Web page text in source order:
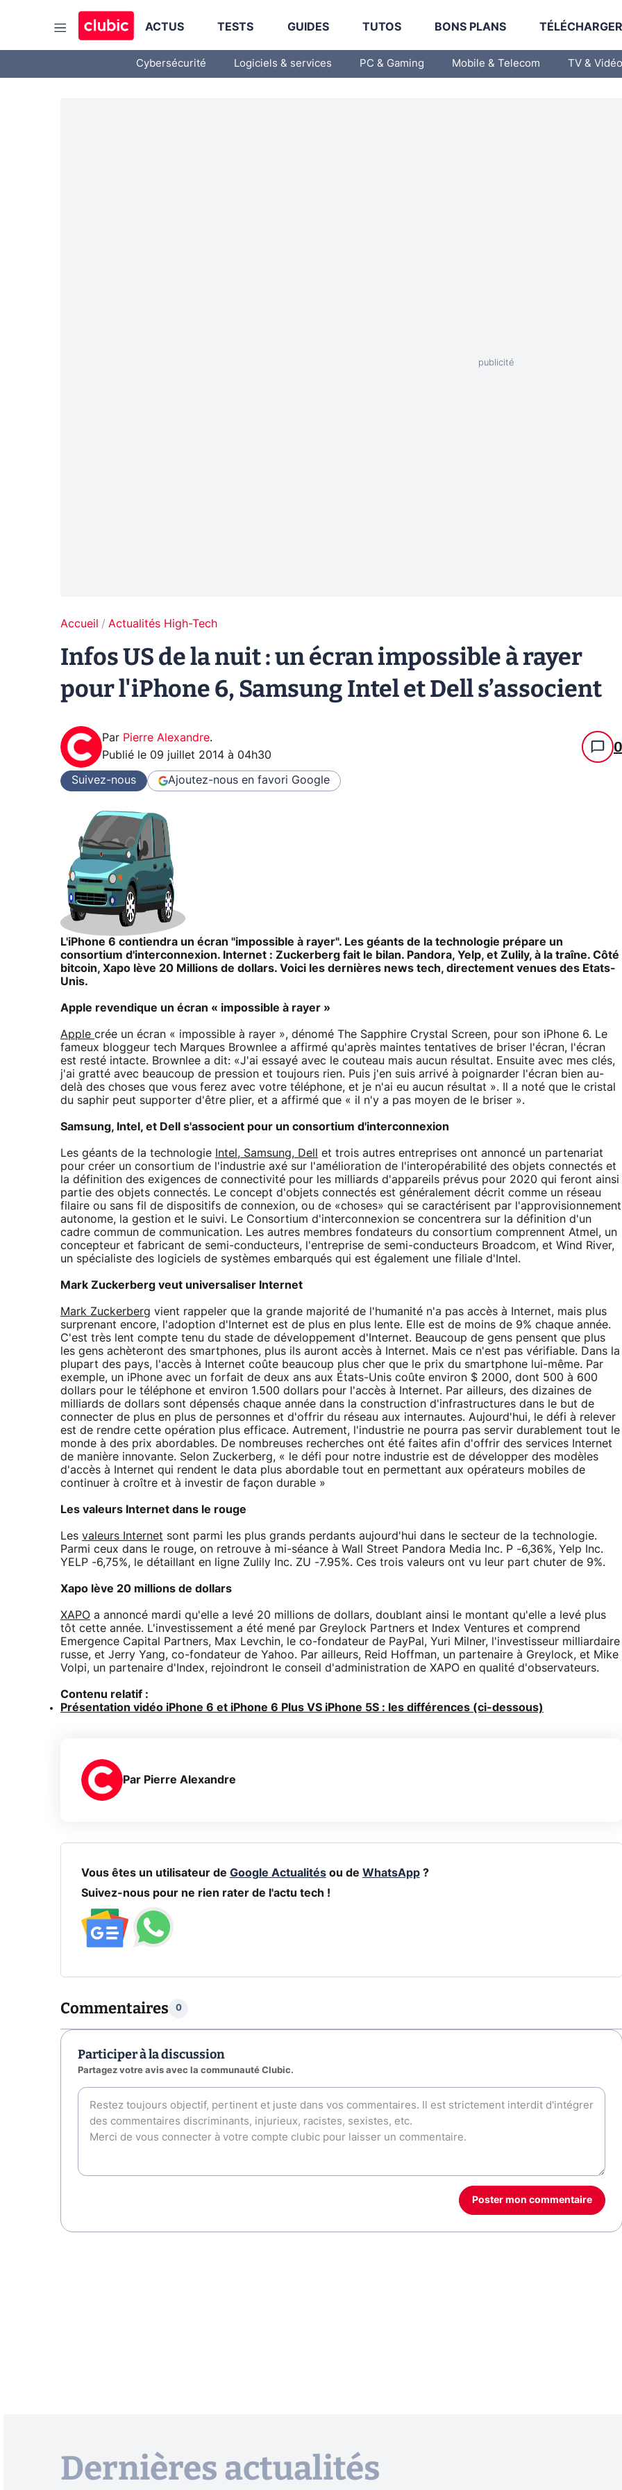
ACTUS TESTS GUIDES TUTOS BONS PLANS
Cybersécurité Logiciels & services PC & Gaming Mobile & Telecom TV & Vidéo
Accueil Actualités High-Tech
Infos US de la nuit : un écran impossible à rayer
pour l'iPhone 6, Samsung Intel et Dell s’associent
Par Pierre Alexandre.
Publié le 09 juillet 2014 à 04h30 0
Suivez-nous Ajoutez-nous en favori Google
L'iPhone 6 contiendra un écran "impossible à rayer". Les géants de la technologie prépare un
consortium d'interconnexion. Internet : Zuckerberg fait le bilan. Pandora, Yelp, et Zulily, à la traîne. Côté
bitcoin, Xapo lève 20 Millions de dollars. Voici les dernières news tech, directement venues des Etats-
Unis.
Apple revendique un écran « impossible à rayer »
Apple crée un écran « impossible à rayer », dénomé The Sapphire Crystal Screen, pour son iPhone 6. Le
fameux bloggeur tech Marques Brownlee a affirmé qu'après maintes tentatives de briser l'écran, l'écran
est resté intacte. Brownlee a dit: «J'ai essayé avec le couteau mais aucun résultat. Ensuite avec mes clés,
j'ai gratté avec beaucoup de pression et toujours rien. Puis j'en suis arrivé à poignarder l'écran bien au-
delà des choses que vous ferez avec votre téléphone, et je n'ai eu aucun résultat ». Il a noté que le cristal
du saphir peut supporter d'être plier, et a affirmé que « il n'y a pas moyen de le briser ».
Samsung, Intel, et Dell s'associent pour un consortium d'interconnexion
Les géants de la technologie Intel, Samsung, Dell
et trois autres entreprises ont annoncé un partenariat
pour créer un consortium de l'industrie axé sur l'amélioration de l'interopérabilité des objets connectés et
la définition des exigences de connectivité pour les milliards d'appareils prévus pour 2020 qui feront ainsi
partie des objets connectés. Le concept d'objets connectés est généralement décrit comme un réseau
filaire ou sans fil de dispositifs de connexion, ou de «choses» qui se caractérisent par l'approvisionnement
autonome, la gestion et le suivi. Le Consortium d'interconnexion se concentrera sur la définition d'un
cadre commun de communication. Les autres membres fondateurs du consortium comprennent Atmel, un
concepteur et fabricant de semi-conducteurs, l'entreprise de semi-conducteurs Broadcom, et Wind River,
un spécialiste des logiciels de systèmes embarqués qui est également une filiale d'Intel.
Mark Zuckerberg veut universaliser Internet
Mark Zuckerberg vient rappeler que la grande majorité de l'humanité n'a pas accès à Internet, mais plus
surprenant encore, l'adoption d'Internet est de plus en plus lente. Elle est de moins de 9% chaque année.
C'est très lent compte tenu du stade de développement d'Internet. Beaucoup de gens pensent que plus
les gens achèteront des smartphones, plus ils auront accès à Internet. Mais ce n'est pas vérifiable. Dans la
plupart des pays, l'accès à Internet coûte beaucoup plus cher que le prix du smartphone lui-même. Par
exemple, un iPhone avec un forfait de deux ans aux États-Unis coûte environ $ 2000, dont 500 à 600
dollars pour le téléphone et environ 1.500 dollars pour l'accès à Internet. Par ailleurs, des dizaines de
milliards de dollars sont dépensés chaque année dans la construction d'infrastructures dans le but de
connecter de plus en plus de personnes et d'offrir du réseau aux internautes. Aujourd'hui, le défi à relever
est de rendre cette opération plus efficace. Autrement, l'industrie ne pourra pas servir durablement tout le
monde à des prix abordables. De nombreuses recherches ont été faites afin d'offrir des services Internet
de manière innovante. Selon Zuckerberg, « le défi pour notre industrie est de développer des modèles
d'accès à Internet qui rendent le data plus abordable tout en permettant aux opérateurs mobiles de
continuer à croître et à investir de façon durable »
Les valeurs Internet dans le rouge
Les valeurs Internet sont parmi les plus grands perdants aujourd'hui dans le secteur de la technologie.
Parmi ceux dans le rouge, on retrouve à mi-séance à Wall Street Pandora Media Inc. P -6,36%, Yelp Inc.
YELP -6,75%, le détaillant en ligne Zulily Inc. ZU -7.95%. Ces trois valeurs ont vu leur part chuter de 9%.
Xapo lève 20 millions de dollars
XAPO a annoncé mardi qu'elle a levé 20 millions de dollars, doublant ainsi le montant qu'elle a levé plus
tôt cette année. L'investissement a été mené par Greylock Partners et Index Ventures et comprend
Emergence Capital Partners, Max Levchin, le co-fondateur de PayPal, Yuri Milner, l'investisseur milliardaire
russe, et Jerry Yang, co-fondateur de Yahoo. Par ailleurs, Reid Hoffman, un partenaire à Greylock, et Mike
Volpi, un partenaire d'Index, rejoindront le conseil d'administration de XAPO en qualité d'observateurs.
Contenu relatif :
Présentation vidéo iPhone 6 et iPhone 6 Plus VS iPhone 5S : les différences (ci-dessous)
Par Pierre Alexandre
Vous êtes un utilisateur de Google Actualitésou de WhatsApp?
Suivez-nous pour ne rien rater de l'actu tech !
Commentaires 0
Participer à la discussion
Partagez votre avis avec la communauté Clubic.
Poster mon commentaire
Dernières actualités